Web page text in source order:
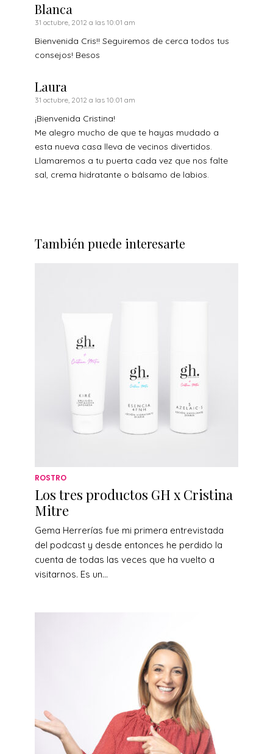
Blanca
31 octubre, 2012 a las 10:01 am
Bienvenida Cris!! Seguiremos de cerca todos tus
consejos! Besos
Laura
31 octubre, 2012 a las 10:01 am
¡Bienvenida Cristina!
Me alegro mucho de que te hayas mudado a
esta nueva casa lleva de vecinos divertidos.
Llamaremos a tu puerta cada vez que nos falte
sal, crema hidratante o bálsamo de labios.
También puede interesarte
ROSTRO
Los tres productos GH x Cristina
Mitre
Gema Herrerías fue mi primera entrevistada
del podcast y desde entonces he perdido la
cuenta de todas las veces que ha vuelto a
visitarnos. Es un...